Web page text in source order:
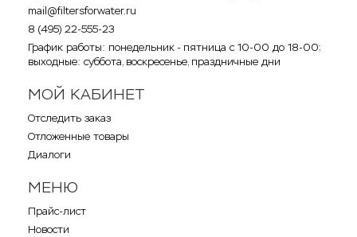
mail@filtersforwater.ru
8 (495) 22-555-23
График работы: понедельник - пятница с 10-00 до 18-00;
выходные: суббота, воскресенье, праздничные дни
МОЙ КАБИНЕТ
Отследить заказ
Отложенные товары
Диалоги
МЕНЮ
Прайс-лист
Новости